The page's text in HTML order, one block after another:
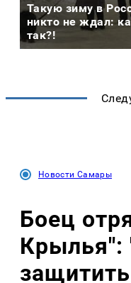
Такую зиму в
никто не ждал:
так?!
Новости Самары
Боец